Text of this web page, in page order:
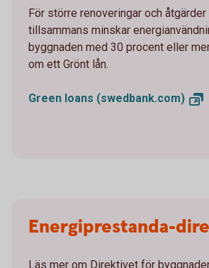
För större renoveringar och
tillsammans minskar
byggnaden med 30 procent eller
om ett Grönt lån.
Green loans (swedbank.com)
Energiprestanda-
Läs mer om Direktivet för